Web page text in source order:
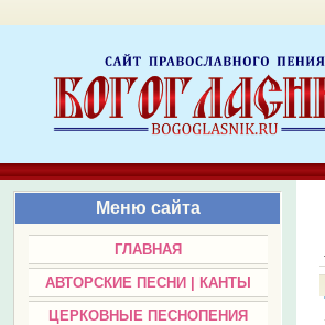
Меню сайта
ГЛАВНАЯ
АВТОРСКИЕ ПЕСНИ | КАНТЫ
ЦЕРКОВНЫЕ ПЕСНОПЕНИЯ